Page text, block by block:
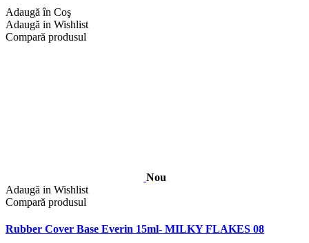
Adaugă în Coş
Adaugă in Wishlist
Compară produsul
Nou
Adaugă in Wishlist
Compară produsul
Rubber Cover Base Everin 15ml- MILKY FLAKES 08